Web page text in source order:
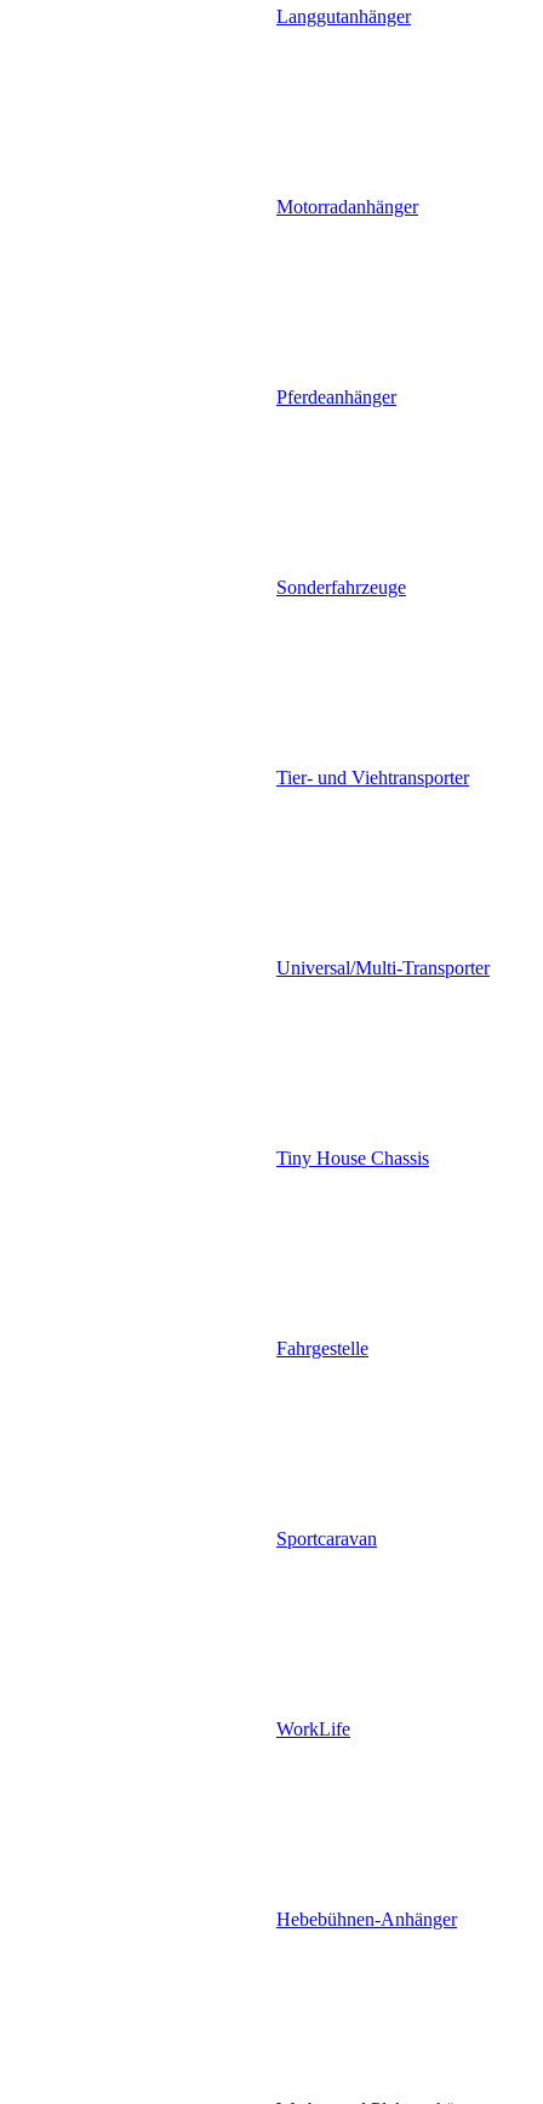
Langgutanhänger
Motorradanhänger
Pferdeanhänger
Sonderfahrzeuge
Tier- und Viehtransporter
Universal/Multi-Transporter
Tiny House Chassis
Fahrgestelle
Sportcaravan
WorkLife
Hebebühnen-Anhänger